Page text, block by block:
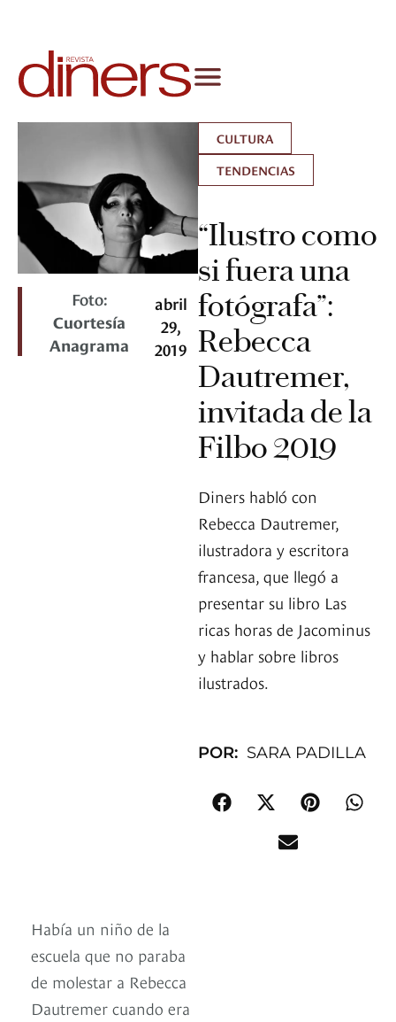
Foto:
Cuortesía
Anagrama
abril
29,
2019
CULTURA
TENDENCIAS
“Ilustro como
si fuera una
fotógrafa”:
Rebecca
Dautremer,
invitada de la
Filbo 2019
Diners habló con
Rebecca Dautremer,
ilustradora y escritora
francesa, que llegó a
presentar su libro Las
ricas horas de Jacominus
y hablar sobre libros
ilustrados.
POR: SARA PADILLA
Había un niño de la
escuela que no paraba
de molestar a Rebecca
Dautremer cuando era